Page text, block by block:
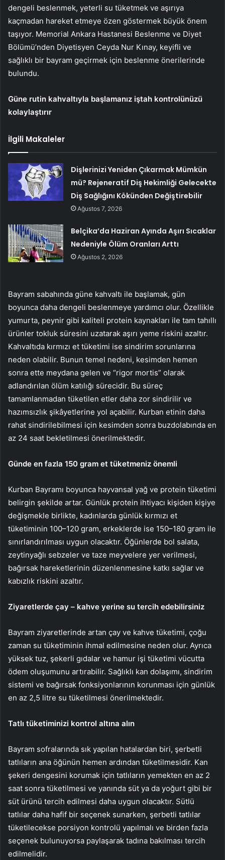
dengeli beslenmek, yeterli su tüketmek ve aşırıya
kaçmadan hareket etmeye özen göstermek büyük önem
taşıyor. Memorial Ankara Hastanesi Beslenme ve Diyet
Bölümü’nden Diyetisyen Ceyda Nur Kınay, keyifli ve
sağlıklı bir bayram geçirmek için beslenme önerilerinde
bulundu.
Güne rutin kahvaltıyla başlamanız iştah kontrolünüzü
kolaylaştırır
İlgili Makaleler
Dişlerinizi Yeniden Çıkarmak Mümkün
mü? Rejeneratif Diş Hekimliği Gelecekte
Diş Sağlığını Kökünden Değiştirebilir
Ağustos 7, 2026
Belçika’da Haziran Ayında Aşırı Sıcaklar
Nedeniyle Ölüm Oranları Arttı
Ağustos 2, 2026
Bayram sabahında güne kahvaltı ile başlamak, gün
boyunca daha dengeli beslenmeye yardımcı olur. Özellikle
yumurta, peynir gibi kaliteli protein kaynakları ile tam tahıllı
ürünler tokluk süresini uzatarak aşırı yeme riskini azaltır.
Kahvaltıda kırmızı et tüketimi ise sindirim sorunlarına
neden olabilir. Bunun temel nedeni, kesimden hemen
sonra ette meydana gelen ve “rigor mortis” olarak
adlandırılan ölüm katılığı sürecidir. Bu süreç
tamamlanmadan tüketilen etler daha zor sindirilir ve
hazımsızlık şikâyetlerine yol açabilir. Kurban etinin daha
rahat sindirilebilmesi için kesimden sonra buzdolabında en
az 24 saat bekletilmesi önerilmektedir.
Günde en fazla 150 gram et tüketmeniz önemli
Kurban Bayramı boyunca hayvansal yağ ve protein tüketimi
belirgin şekilde artar. Günlük protein ihtiyacı kişiden kişiye
değişmekle birlikte, kadınlarda günlük kırmızı et
tüketiminin 100–120 gram, erkeklerde ise 150–180 gram ile
sınırlandırılması uygun olacaktır. Öğünlerde bol salata,
zeytinyağlı sebzeler ve taze meyvelere yer verilmesi,
bağırsak hareketlerinin düzenlenmesine katkı sağlar ve
kabızlık riskini azaltır.
Ziyaretlerde çay – kahve yerine su tercih edebilirsiniz
Bayram ziyaretlerinde artan çay ve kahve tüketimi, çoğu
zaman su tüketiminin ihmal edilmesine neden olur. Ayrıca
yüksek tuz, şekerli gıdalar ve hamur işi tüketimi vücutta
ödem oluşumunu artırabilir. Sağlıklı kan dolaşımı, sindirim
sistemi ve bağırsak fonksiyonlarının korunması için günlük
en az 2,5 litre su tüketilmesi önerilmektedir.
Tatlı tüketiminizi kontrol altına alın
Bayram sofralarında sık yapılan hatalardan biri, şerbetli
tatlıların ana öğünün hemen ardından tüketilmesidir. Kan
şekeri dengesini korumak için tatlıların yemekten en az 2
saat sonra tüketilmesi ve yanında süt ya da yoğurt gibi bir
süt ürünü tercih edilmesi daha uygun olacaktır. Sütlü
tatlılar daha hafif bir seçenek sunarken, şerbetli tatlılar
tüketilecekse porsiyon kontrolü yapılmalı ve birden fazla
seçenek bulunuyorsa paylaşarak tadına bakılması tercih
edilmelidir.